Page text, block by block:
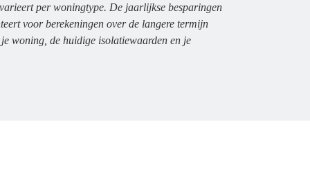
per woningtype. De jaarlijkse besparingen
voor berekeningen over de langere termijn
woning, de huidige isolatiewaarden en je